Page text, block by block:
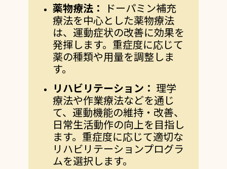
薬物療法： ドーパミン補充
療法を中心とした薬物療法
は、運動症状の改善に効果を
発揮します。重症度に応じて
薬の種類や用量を調整しま
す。
リハビリテーション： 理学
療法や作業療法などを通じ
て、運動機能の維持・改善、
日常生活動作の向上を目指し
ます。重症度に応じて適切な
リハビリテーションプログラ
ムを選択します。